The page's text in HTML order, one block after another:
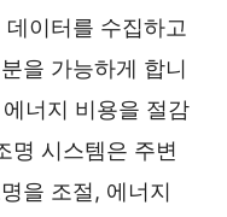
이터를 수집하고
을 가능하게 합니
너지 비용을 절감
명 시스템은 주변
을 조절, 에너지